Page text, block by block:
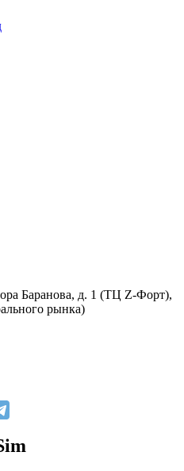
Баранова, д. 1 (ТЦ Z-Форт),
рынка)